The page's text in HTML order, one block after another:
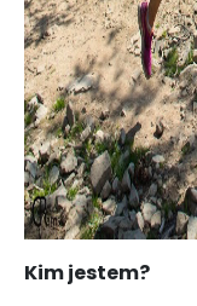
Kim jestem?